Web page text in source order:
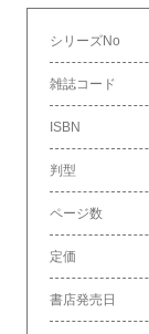
シリーズNo
雑誌コード
ISBN
判型
ページ数
定価
書店発売日